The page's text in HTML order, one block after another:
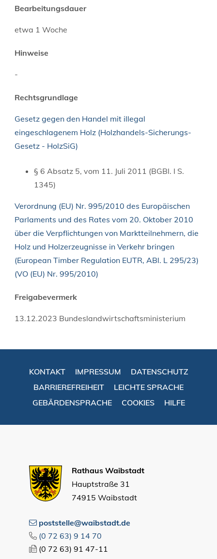
Bearbeitungsdauer
etwa 1 Woche
Hinweise
-
Rechtsgrundlage
Gesetz gegen den Handel mit illegal
eingeschlagenem Holz (Holzhandels-Sicherungs-
Gesetz - HolzSiG)
§ 6 Absatz 5, vom 11. Juli 2011 (BGBl. I S.
1345)
Verordnung (EU) Nr. 995/2010 des Europäischen
Parlaments und des Rates vom 20. Oktober 2010
über die Verpflichtungen von Marktteilnehmern, die
Holz und Holzerzeugnisse in Verkehr bringen
(European Timber Regulation EUTR, ABl. L 295/23)
(VO (EU) Nr. 995/2010)
Freigabevermerk
13.12.2023 Bundeslandwirtschaftsministerium
KONTAKT IMPRESSUM
DATENSCHUTZ
BARRIEREFREIHEIT
LEICHTE SPRACHE
GEBÄRDENSPRACHE
COOKIES HILFE
Rathaus Waibstadt
Hauptstraße 31
74915 Waibstadt
poststelle@waibstadt.de
(0 72 63) 9 14 70
(0 72 63) 91 47-11